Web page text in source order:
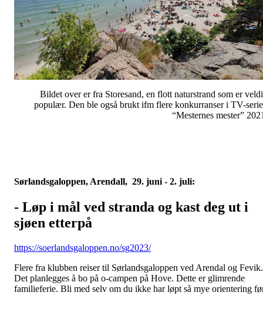
Bildet over er fra Storesand, en flott naturstrand som er
populær. Den ble også brukt ifm flere konkurranser i TV-
“Mesternes mester”
Sørlandsgaloppen, Arendall, 29. juni - 2. juli:
- Løp i mål ved stranda og kast deg ut i
sjøen etterpå
https://soerlandsgaloppen.no/sg2023/
Flere fra klubben reiser til Sørlandsgaloppen ved Arendal og Fevik.
Det planlegges å bo på o-campen på Hove. Dette er glimrende
familieferie. Bli med selv om du ikke har løpt så mye orientering